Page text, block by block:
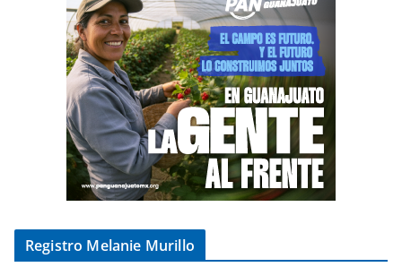
Registro Melanie Murillo